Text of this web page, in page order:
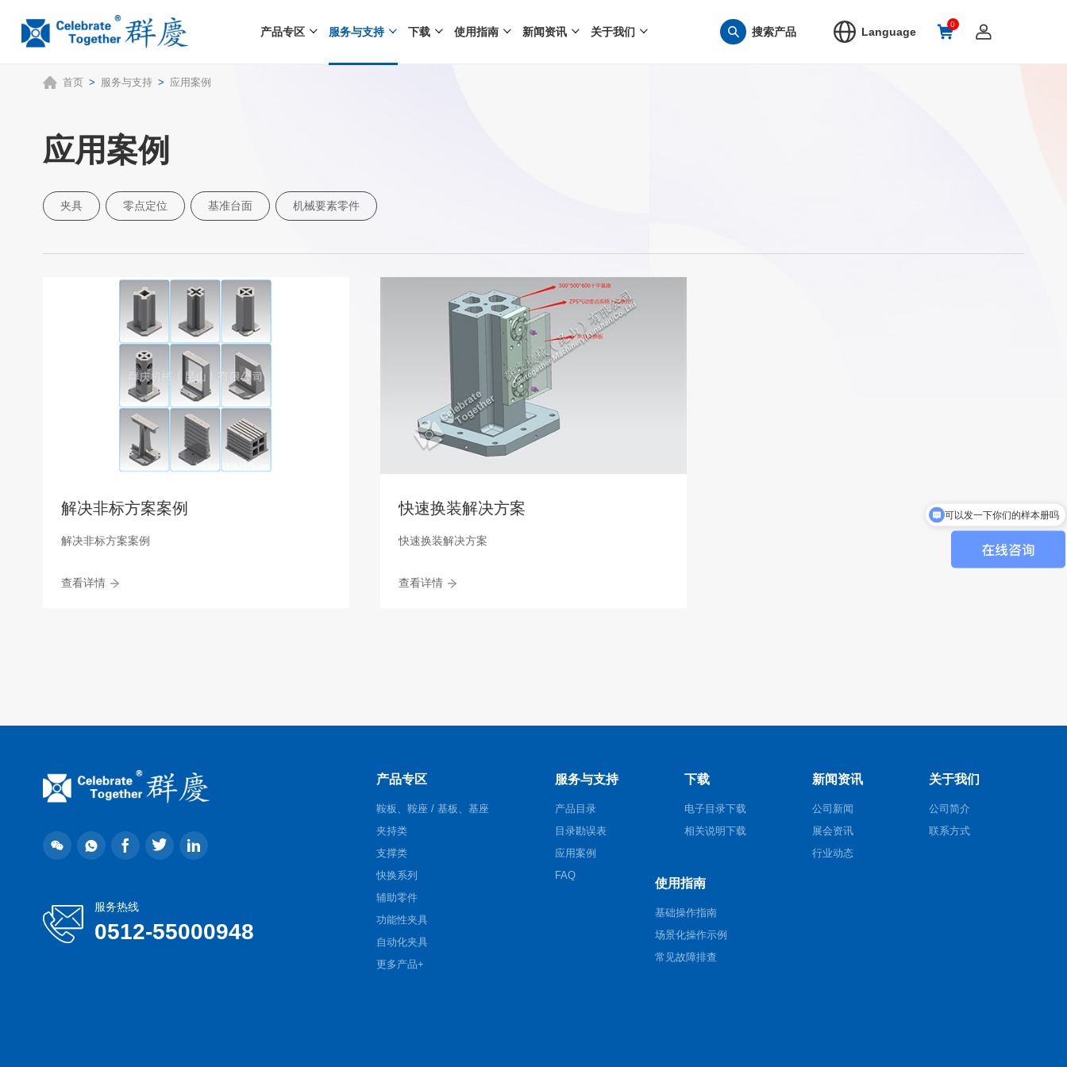
产品专区 服务与支持 下载 使用指南 新闻资讯 关于我们 搜索产品 Language
0
首页 > 服务与支持 > 应用案例
应用案例
夹具 零点定位 基准台面 机械要素零件
解决非标方案案例
解决非标方案案例
查看详情
快速换装解决方案
快速换装解决方案
查看详情
服务热线
0512-55000948
产品专区
鞍板、鞍座 / 基板、基座
夹持类
支撑类
快换系列
辅助零件
功能性夹具
自动化夹具
更多产品+
服务与支持
产品目录
目录勘误表
应用案例
FAQ
下载
电子目录下载
相关说明下载
使用指南
基础操作指南
场景化操作示例
常见故障排查
新闻资讯
公司新闻
展会资讯
行业动态
关于我们
公司简介
联系方式
可以介绍下你们的产品么